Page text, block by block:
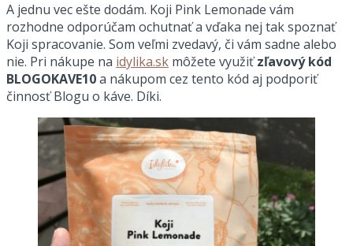
A jednu vec ešte dodám. Koji Pink Lemonade vám
rozhodne odporúčam ochutnať a vďaka nej tak spoznať
Koji spracovanie. Som veľmi zvedavý, či vám sadne alebo
nie. Pri nákupe na idylika.sk môžete využiťzľavový kód
BLOGOKAVE10a nákupom cez tento kód aj podporiť
činnosť Blogu o káve. Díki.